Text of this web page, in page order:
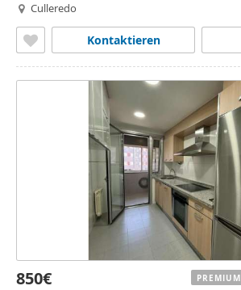
Culleredo
Kontaktieren
850€ PREMIUM